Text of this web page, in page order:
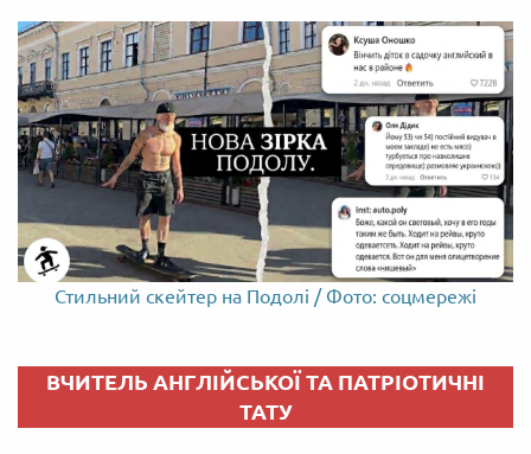
Стильний скейтер на Подолі / Фото: соцмережі
ВЧИТЕЛЬ АНГЛІЙСЬКОЇ ТА ПАТРІОТИЧНІ
ТАТУ